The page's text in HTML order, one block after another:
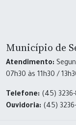
Município de
Atendimento:
07h30 às 11h30 /
Telefone: (45)
Ouvidoria: (45)